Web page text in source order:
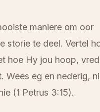
maniere om oor
storie te deel. Vertel
hoe Hy jou hoop,
Wees eg en nederig,
(1 Petrus 3:15).